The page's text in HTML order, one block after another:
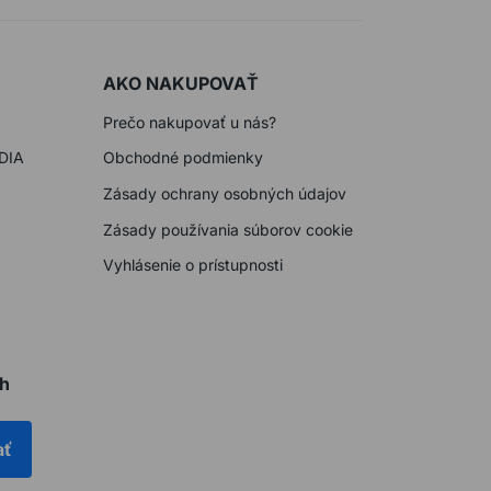
AKO NAKUPOVAŤ
Prečo nakupovať u nás?
Obchodné podmienky
Zásady ochrany osobných údajov
Zásady používania súborov cookie
Vyhlásenie o prístupnosti